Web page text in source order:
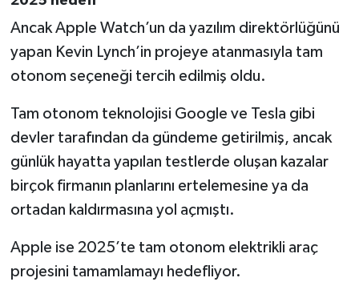
Ancak Apple Watch’un da yazılım direktörlüğünü
yapan Kevin Lynch’in projeye atanmasıyla tam
otonom seçeneği tercih edilmiş oldu.
Tam otonom teknolojisi Google ve Tesla gibi
devler tarafından da gündeme getirilmiş, ancak
günlük hayatta yapılan testlerde oluşan kazalar
birçok firmanın planlarını ertelemesine ya da
ortadan kaldırmasına yol açmıştı.
Apple ise 2025’te tam otonom elektrikli araç
projesini tamamlamayı hedefliyor.